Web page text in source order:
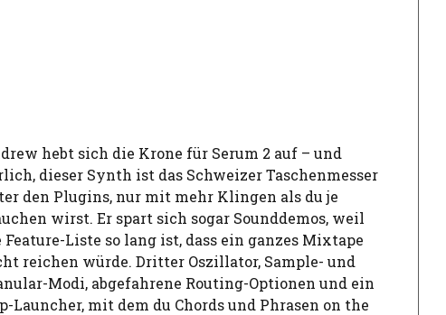
hebt sich die Krone für Serum 2 auf – und
dieser Synth ist das Schweizer Taschenmesser
den Plugins, nur mit mehr Klingen als du je
wirst. Er spart sich sogar Sounddemos, weil
Feature-Liste so lang ist, dass ein ganzes Mixtape
reichen würde. Dritter Oszillator, Sample- und
Modi, abgefahrene Routing-Optionen und ein
Launcher, mit dem du Chords und Phrasen on the